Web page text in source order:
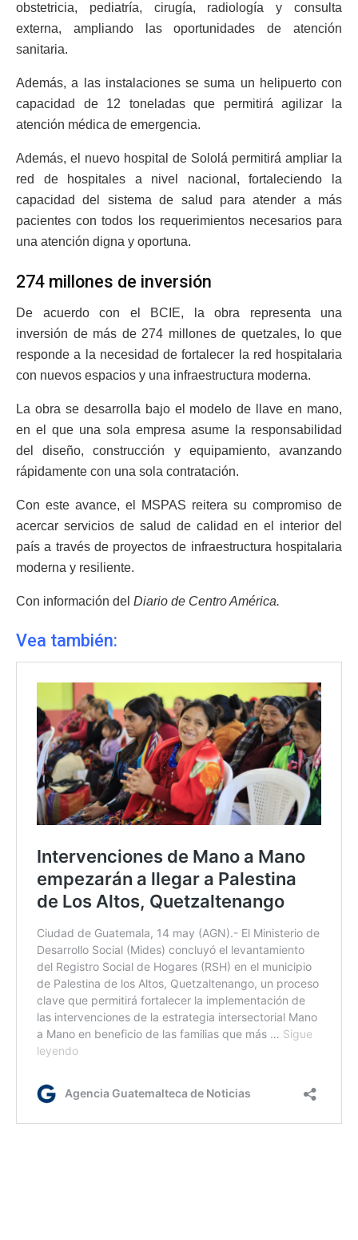
obstetricia, pediatría, cirugía, radiología y consulta
externa, ampliando las oportunidades de atención
sanitaria.
Además, a las instalaciones se suma un helipuerto con
capacidad de 12 toneladas que permitirá agilizar la
atención médica de emergencia.
Además, el nuevo hospital de Sololá permitirá ampliar la
red de hospitales a nivel nacional, fortaleciendo la
capacidad del sistema de salud para atender a más
pacientes con todos los requerimientos necesarios para
una atención digna y oportuna.
274 millones de inversión
De acuerdo con el BCIE, la obra representa una
inversión de más de 274 millones de quetzales, lo que
responde a la necesidad de fortalecer la red hospitalaria
con nuevos espacios y una infraestructura moderna.
La obra se desarrolla bajo el modelo de llave en mano,
en el que una sola empresa asume la responsabilidad
del diseño, construcción y equipamiento, avanzando
rápidamente con una sola contratación.
Con este avance, el MSPAS reitera su compromiso de
acercar servicios de salud de calidad en el interior del
país a través de proyectos de infraestructura hospitalaria
moderna y resiliente.
Con información del Diario de Centro América.
Vea también: